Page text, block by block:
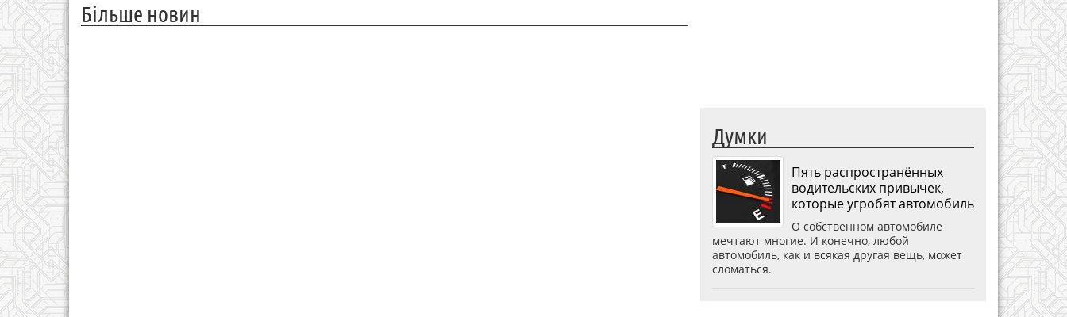
Більше новин
Думки
Пять распространённых
водительских привычек,
которые угробят автомобиль
О собственном автомобиле
мечтают многие. И конечно, любой
автомобиль, как и всякая другая вещь, может
сломаться.